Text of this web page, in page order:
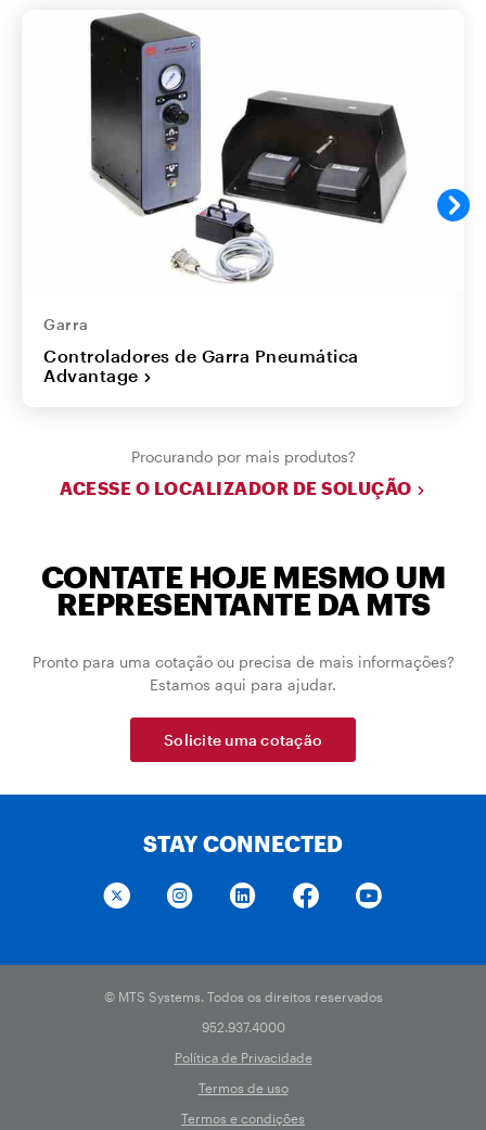
Garra
Controladores de Garra Pneumática
Advantage
Procurando por mais produtos?
ACESSE O LOCALIZADOR DE SOLUÇÃO
CONTATE HOJE MESMO UM
REPRESENTANTE DA MTS
Pronto para uma cotação ou precisa de mais informações?
Estamos aqui para ajudar.
Solicite uma cotação
STAY CONNECTED
© MTS Systems. Todos os direitos reservados
952.937.4000
Política de Privacidade
Termos de uso
Termos e condições